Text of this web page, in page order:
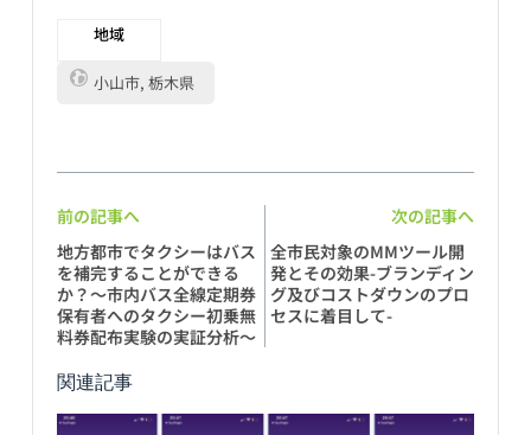
地域
小山市, 栃木県
前の記事へ
次の記事へ
地方都市でタクシーはバス
を補完することができる
か？〜市内バス全線定期券
保有者へのタクシー初乗無
料券配布実験の実証分析〜
全市民対象のMMツール開
発とその効果-ブランディン
グ及びコストダウンのプロ
セスに着目して-
関連記事